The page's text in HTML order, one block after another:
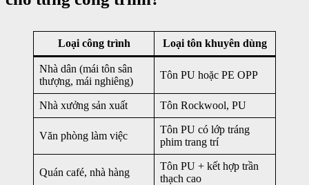
Loại công trình Loại tôn khuyên dùng
Nhà dân (mái tôn sân
thượng, mái nghiêng)
Tôn PU hoặc PE OPP
Nhà xưởng sản xuất Tôn Rockwool, PU
Văn phòng làm việc
Tôn PU có lớp tráng
phim trang trí
Quán café, nhà hàng
Tôn PU + kết hợp trần
thạch cao